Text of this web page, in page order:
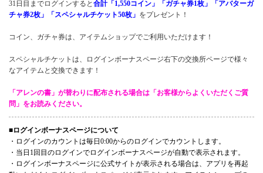
31日目までログインすると 合計「1,550コイン」「ガチャ券1枚」「アバターガ
チャ券2枚」「スペシャルチケット50枚」 をプレゼント！
コイン、ガチャ券は、アイテムショップでご利用いただけます！
スペシャルチケットは、ログインボーナスページ右下の交換所ページで様々
なアイテムと交換できます！
「アレンの書」が替わりに配布される場合は「お客様からよくいただくご質
問」をお読みください。
■ログインボーナスページについて
・ログインのカウントは毎日0:00からのログインでカウントします。
・当日1回目のログインでログインボーナスページが自動で表示されます。
・ログインボーナスページに公式サイトが表示される場合は、アプリを再起